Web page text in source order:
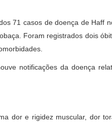
71 casos de doença de Haff
Foram registrados dois
notificações da doença
dor e rigidez muscular, dor